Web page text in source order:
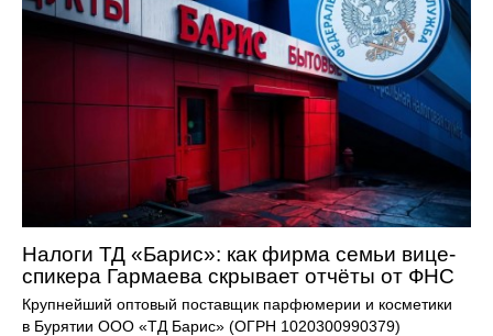
Налоги ТД «Барис»: как фирма семьи вице-
спикера Гармаева скрывает отчёты от ФНС
Крупнейший оптовый поставщик парфюмерии и косметики
в Бурятии ООО «ТД Барис» (ОГРН 1020300990379)